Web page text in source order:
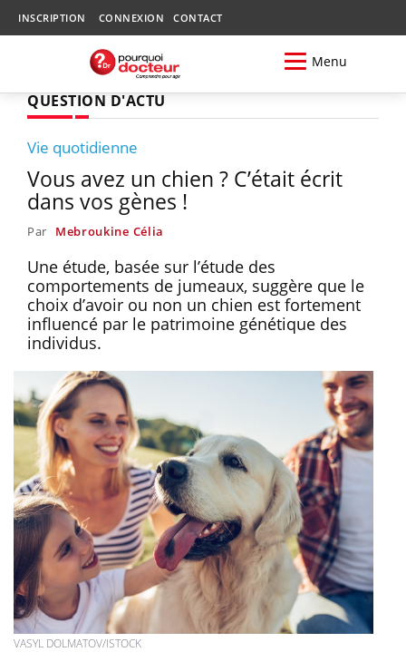
INSCRIPTION CONNEXION CONTACT
Menu
QUESTION D'ACTU
Vie quotidienne
Vous avez un chien ? C’était écrit
dans vos gènes !
Par Mebroukine Célia
Une étude, basée sur l’étude des
comportements de jumeaux, suggère que le
choix d’avoir ou non un chien est fortement
influencé par le patrimoine génétique des
individus.
VASYL DOLMATOV/ISTOCK